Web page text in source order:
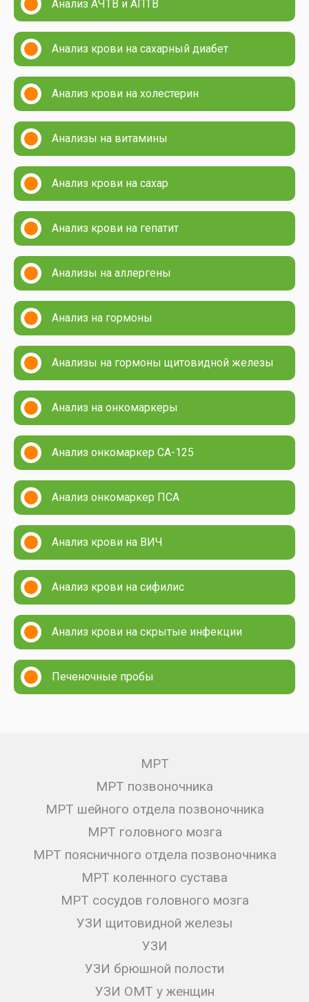
Анализ АЧТВ и АПТВ
Анализ крови на сахарный диабет
Анализ крови на холестерин
Анализы на витамины
Анализ крови на сахар
Анализ крови на гепатит
Анализы на аллергены
Анализ на гормоны
Анализы на гормоны щитовидной железы
Анализ на онкомаркеры
Анализ онкомаркер СА-125
Анализ онкомаркер ПСА
Анализ крови на ВИЧ
Анализ крови на сифилис
Анализ крови на скрытые инфекции
Печеночные пробы
МРТ
МРТ позвоночника
МРТ шейного отдела позвоночника
МРТ головного мозга
МРТ поясничного отдела позвоночника
МРТ коленного сустава
МРТ сосудов головного мозга
УЗИ щитовидной железы
УЗИ
УЗИ брюшной полости
УЗИ ОМТ у женщин